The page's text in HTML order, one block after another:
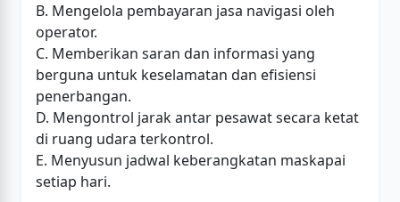
B. Mengelola pembayaran jasa navigasi oleh
operator.
C. Memberikan saran dan informasi yang
berguna untuk keselamatan dan efisiensi
penerbangan.
D. Mengontrol jarak antar pesawat secara ketat
di ruang udara terkontrol.
E. Menyusun jadwal keberangkatan maskapai
setiap hari.